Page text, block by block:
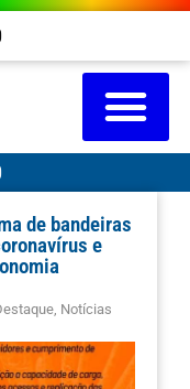
de bandeiras
e
Notícias